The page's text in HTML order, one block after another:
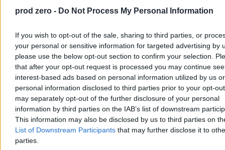
prod zero - Do Not Process My Personal Information
If you wish to opt-out of the sale, sharing to third parties, or
your personal or sensitive information for targeted advertising by
please use the below opt-out section to confirm your selection.
that after your opt-out request is processed you may continue
interest-based ads based on personal information utilized by us or
personal information disclosed to third parties prior to your opt-
may separately opt-out of the further disclosure of your personal
information by third parties on the IAB’s list of downstream
This information may also be disclosed by us to third parties on
List of Downstream Participants that may further disclose it to
parties.
wypadkach z udziałem takich pojazdów i wezwania do bezpiecznej
jazdy. Jednak podobnie jak w przypadku Warsaw Night Racing,
także i tutaj do umawiania się na wspólne upalanie służy aplikacja
Telegram.
Upalasz, ale policja się nie czepia
Jeśli chcecie pooglądać filmy z takich przejazdów, można zajrzeć na
kanał YouTube o nazwie „Endur”. Jego twórca zamieszcza klipy,
gdzie grupa 30-40 osób na motocyklach jedzie przez centrum
Warszawy „na kole”, włącznie z tym, że wjeżdżają w przestrzeń
pieszą, gdzie w ogóle nie wolno jeździć pojazdami silnikowymi i